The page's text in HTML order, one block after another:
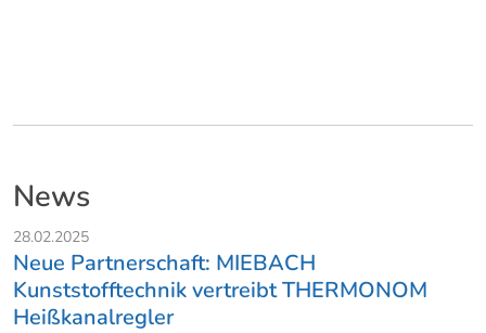
News
28.02.2025
Neue Partnerschaft: MIEBACH
Kunststofftechnik vertreibt THERMONOM
Heißkanalregler